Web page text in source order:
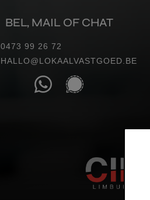
BEL, MAIL OF CHAT
0473 99 26 72
HALLO@LOKAALVASTGOED.BE